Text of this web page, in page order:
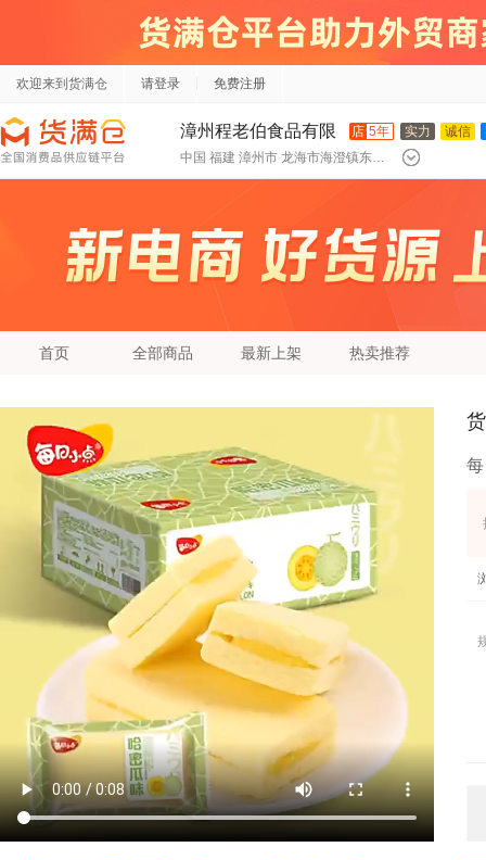
欢迎来到货满仓 请登录 免费注册
漳州程老伯食品有限
公司
店 5年 实力 诚信
中国 福建 漳州市 龙海市海澄镇东园工业区程老伯食品有限公司
首页 全部商品 最新上架 热卖推荐